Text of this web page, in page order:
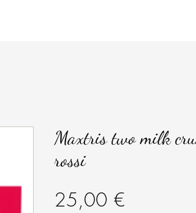
Maxtris two milk
rossi
25,00 €